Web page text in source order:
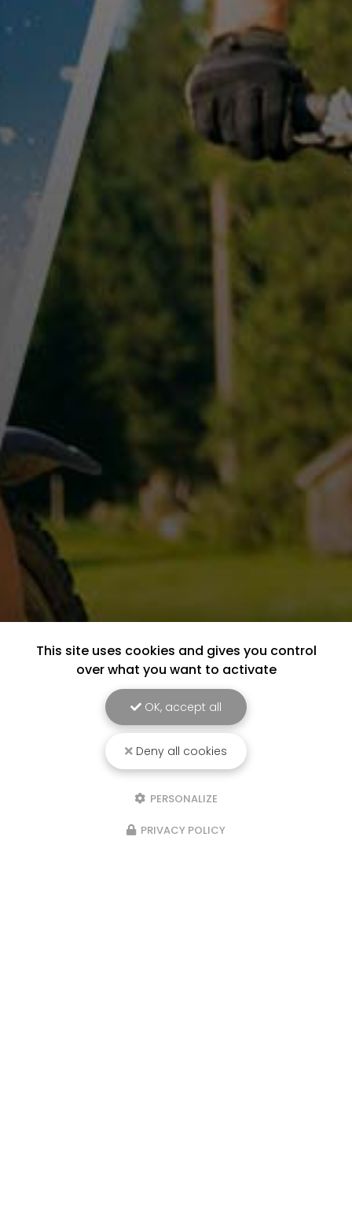
This site uses cookies and gives you control
over what you want to activate
OK, accept all
Deny all cookies
PERSONALIZE
PRIVACY POLICY